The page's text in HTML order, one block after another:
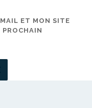
ET MON SITE
PROCHAIN